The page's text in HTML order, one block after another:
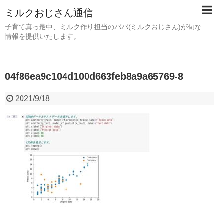
ミルクおじさん通信
子育て真っ最中、ミルク作り担当のパパ(ミルクおじさん)が旬な
情報を提供いたします。
04f86ea9c104d100d663feb8a9a65769-8
2021/9/18